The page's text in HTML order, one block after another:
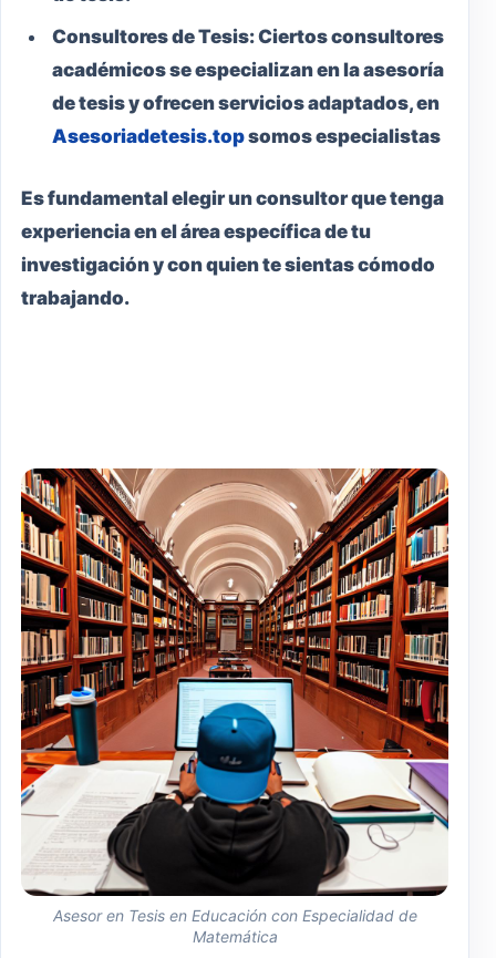
Consultores de Tesis:Ciertos consultores
académicos se especializan en la asesoría
de tesis y ofrecen servicios adaptados, en
Asesoriadetesis.topsomos especialistas
Es fundamental elegir un consultor que tenga
experiencia en el área específica de tu
investigación y con quien te sientas cómodo
trabajando.
Asesor en Tesis en Educación con Especialidad de
Matemática